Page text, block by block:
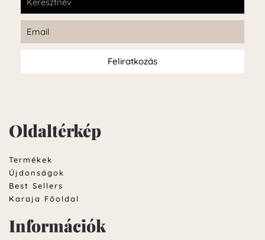
Feliratkozás
Oldaltérkép
Termékek
Újdonságok
Best Sellers
Karaja Főoldal
Információk